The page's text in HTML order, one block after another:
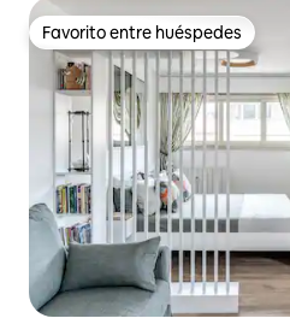
Favorito entre huéspedes
Favorito entre huéspedes